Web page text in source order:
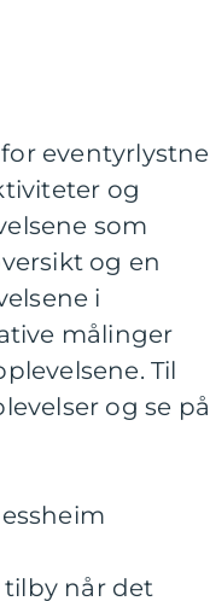
eventyrlystne
og
som
og en
i
målinger
Til
og se på
tilby når det